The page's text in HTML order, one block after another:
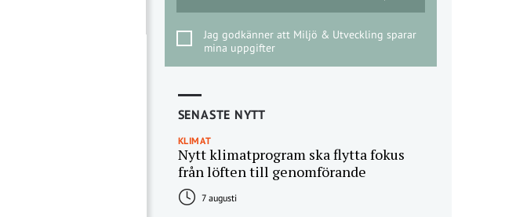
Jag godkänner att Miljö & Utveckling sparar
mina uppgifter
SENASTE NYTT
KLIMAT
Nytt klimatprogram ska flytta fokus
från löften till genomförande
7 augusti